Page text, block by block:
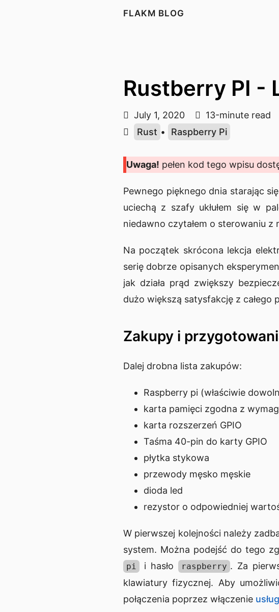
FLAKM BLOG
Rustberry PI -
July 1, 2020
13-minute read
Rust • Raspberry Pi
Uwaga! pełen kod tego wpisu
Pewnego pięknego dnia starając
uciechą z szafy ukłułem się w
niedawno czytałem o sterowaniu z
Na początek skrócona lekcja
serię dobrze opisanych
jak działa prąd zwiększy
dużo większą satysfakcję z całego
Zakupy i
Dalej drobna lista zakupów:
Raspberry pi (właściwie
karta pamięci zgodna z
karta rozszerzeń GPIO
Taśma 40-pin do karty GPIO
płytka stykowa
przewody męsko męskie
dioda led
rezystor o odpowiedniej
W pierwszej kolejności należy
system. Można podejść do tego
pi i hasło raspberry . Za
klawiatury fizycznej. Aby
połączenia poprzez włączenie